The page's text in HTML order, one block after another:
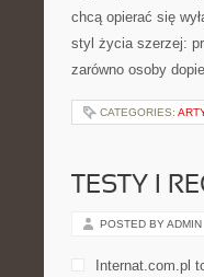
chcą opierać się
styl życia szerzej:
zarówno osoby
CATEGORIES:
TESTY I
POSTED BY ADMIN
Internat.com.pl